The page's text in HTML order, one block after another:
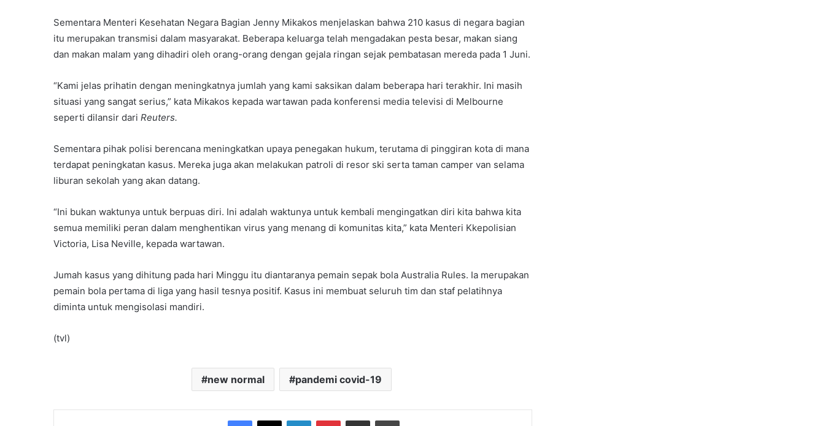
Sementara Menteri Kesehatan Negara Bagian Jenny Mikakos menjelaskan bahwa 210 kasus di negara bagian
itu merupakan transmisi dalam masyarakat. Beberapa keluarga telah mengadakan pesta besar, makan siang
dan makan malam yang dihadiri oleh orang-orang dengan gejala ringan sejak pembatasan mereda pada 1 Juni.
“Kami jelas prihatin dengan meningkatnya jumlah yang kami saksikan dalam beberapa hari terakhir. Ini masih
situasi yang sangat serius,” kata Mikakos kepada wartawan pada konferensi media televisi di Melbourne
seperti dilansir dari Reuters.
Sementara pihak polisi berencana meningkatkan upaya penegakan hukum, terutama di pinggiran kota di mana
terdapat peningkatan kasus. Mereka juga akan melakukan patroli di resor ski serta taman camper van selama
liburan sekolah yang akan datang.
“Ini bukan waktunya untuk berpuas diri. Ini adalah waktunya untuk kembali mengingatkan diri kita bahwa kita
semua memiliki peran dalam menghentikan virus yang menang di komunitas kita,” kata Menteri Kkepolisian
Victoria, Lisa Neville, kepada wartawan.
Jumah kasus yang dihitung pada hari Minggu itu diantaranya pemain sepak bola Australia Rules. Ia merupakan
pemain bola pertama di liga yang hasil tesnya positif. Kasus ini membuat seluruh tim dan staf pelatihnya
diminta untuk mengisolasi mandiri.
(tvl)
new normal pandemi covid-19
Facebook
X LinkedInPinterestShare via Email Print